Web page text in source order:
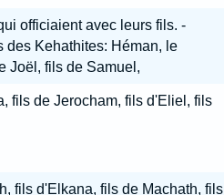
officiaient avec leurs fils. -
des Kehathites: Héman, le
Joël, fils de Samuel,
fils de Jerocham, fils d'Eliel, fils
fils d'Elkana, fils de Machath, fils